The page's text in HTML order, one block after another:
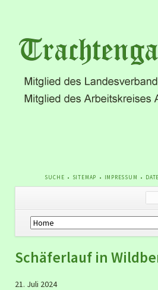
NAVIGATION
SUCHE SITEMAP IMPRESSUM
Navigation
überspringen
Schäferlauf in
21. Juli 2024